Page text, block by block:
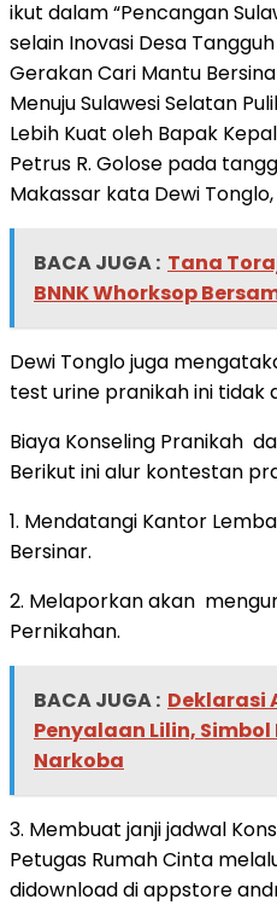
ikut dalam “Pencangan
selain Inovasi Desa
Gerakan Cari Mantu
Menuju Sulawesi Selatan
Lebih Kuat oleh Bapak
Petrus R. Golose pada
Makassar kata Dewi
BACA JUGA : Tana
BNNK Whorksop
Dewi Tonglo juga
test urine pranikah ini tidak
Biaya Konseling Pranikah
Berikut ini alur kontestan
1. Mendatangi Kantor
Bersinar.
2. Melaporkan akan
Pernikahan.
BACA JUGA : Deklarasi
Penyalaan Lilin,
Narkoba
3. Membuat janji jadwal
Petugas Rumah Cinta
didownload di appstore